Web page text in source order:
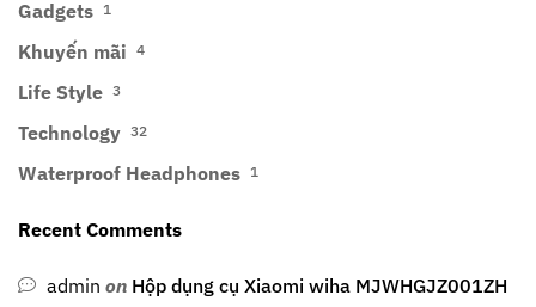
Gadgets 1
Khuyến mãi 4
Life Style 3
Technology 32
Waterproof Headphones 1
Recent Comments
admin on Hộp dụng cụ Xiaomi wiha MJWHGJZ001ZH